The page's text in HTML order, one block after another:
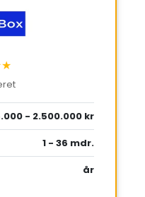
- 2.500.000 kr
1 - 36 mdr.
år